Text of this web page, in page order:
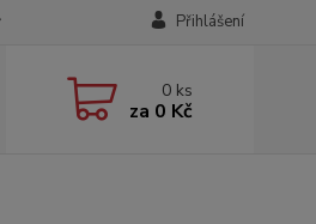
Přihlášení
0 ks
za 0 Kč